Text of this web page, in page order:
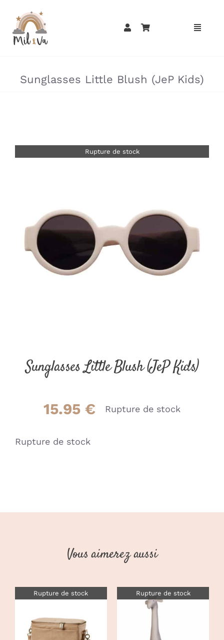
contenu
Sunglasses Little Blush (JeP Kids)
Rupture de stock
Sunglasses Little Blush (JeP Kids)
15.95€ Rupture de stock
Rupture de stock
Vous aimerez aussi
Rupture de stock Rupture de stock
DÉTAILS